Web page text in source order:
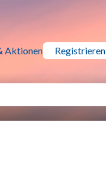
Aktionen Registrieren